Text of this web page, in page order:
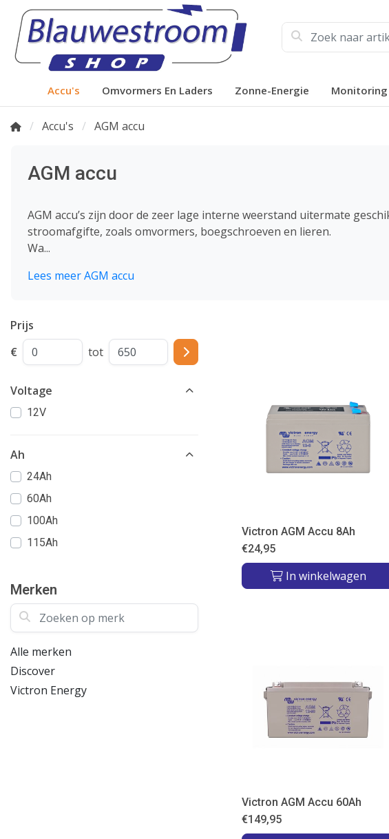
Accu's Omvormers En Laders Zonne-Energie Monitoring
Accu's AGM accu
AGM accu
AGM accu’s zijn door de zeer lage interne weerstand uitermate
stroomafgifte, zoals omvormers, boegschroeven en lieren.
Wa...
Lees meer AGM accu
Prijs
€
tot
Voltage
12V
Ah
24Ah
60Ah
100Ah
115Ah
Merken
Zoeken op merk
Alle merken
Discover
Victron Energy
Victron AGM Accu 8Ah
€24,95
In winkelwagen
Victron AGM Accu 60Ah
€149,95